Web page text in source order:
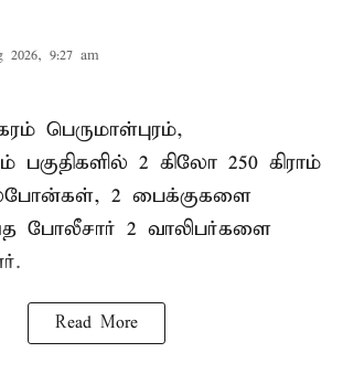
2026, 9:27 am
பெருமாள்புரம்,
2 கிலோ 250 கிராம்
2 பைக்குகளை
போலீசார் 2 வாலிபர்களை
Read More